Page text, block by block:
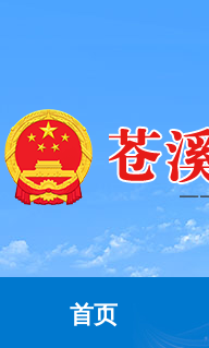
首页